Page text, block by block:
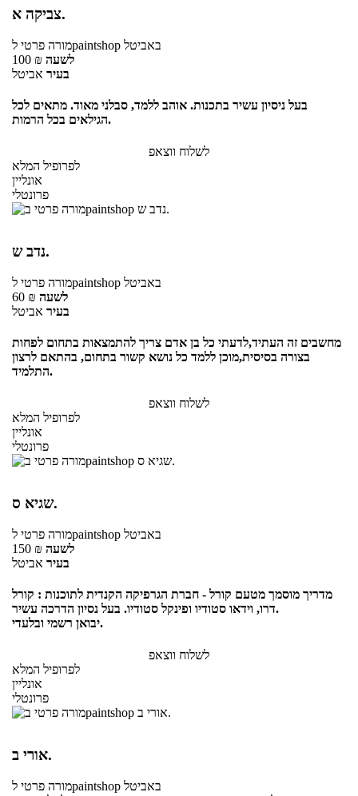
צביקה א.
מורה פרטילpaintshop באביטל
100 ₪ לשעה
בעיר אביטל
בעל ניסיון עשיר בתכנות. אוהב ללמד, סבלני מאוד. מתאים לכל
הגילאים בכל הרמות.
לשלוח ווצאפ
לפרופיל המלא
אונליין
פרונטלי
נדב ש.
מורה פרטילpaintshop באביטל
60 ₪ לשעה
בעיר אביטל
מחשבים זה העתיד,לדעתי כל בן אדם צריך להתמצאות בתחום לפחות
בצורה בסיסית,מוכן ללמד כל נושא קשור בתחום, בהתאם לרצון
התלמיד.
לשלוח ווצאפ
לפרופיל המלא
אונליין
פרונטלי
שגיא ס.
מורה פרטילpaintshop באביטל
150 ₪ לשעה
בעיר אביטל
מדריך מוסמך מטעם קורל - חברת הגרפיקה הקנדית לתוכנות : קורל
דרו, וידאו סטודיו ופינקל סטודיו. בעל נסיון הדרכה עשיר.
יבואן רשמי ובלעדי.
לשלוח ווצאפ
לפרופיל המלא
אונליין
פרונטלי
אורי ב.
מורה פרטילpaintshop באביטל